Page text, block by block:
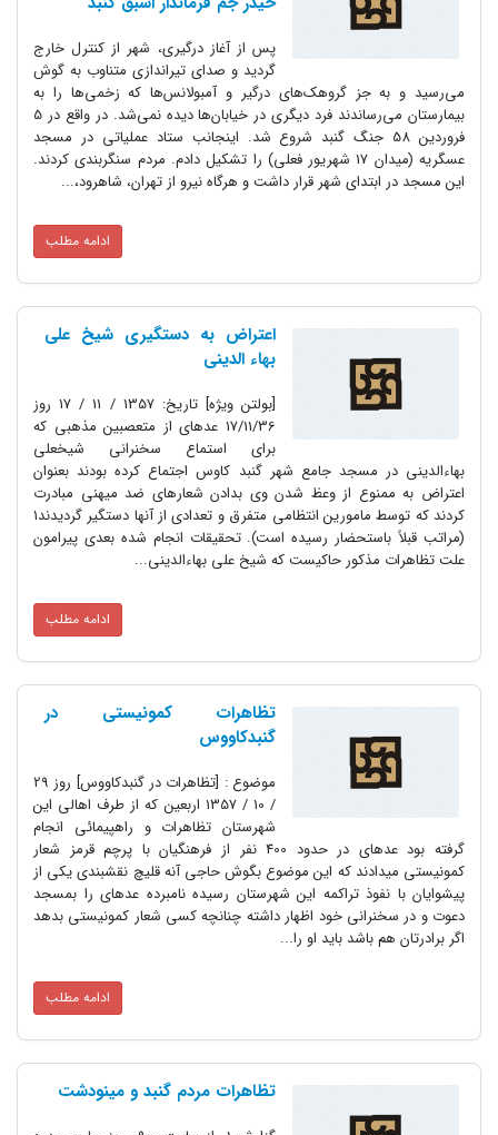
پس از آغاز درگیری، شهر از کنترل خارج
گردید و صدای تیراندازی متناوب به گوش
می‌رسید و به جز گروهک‌های درگیر و آمبولانس‌ها که زخمی‌ها را به
بیمارستان می‌رساندند فرد دیگری در خیابان‌ها دیده نمی‌شد. در واقع در 5
فروردین 58 جنگ گنبد شروع شد. اینجانب ستاد عملیاتی در مسجد
عسگریه (میدان 17 شهریور فعلی) را تشکیل دادم. مردم سنگربندی کردند.
این مسجد در ابتدای شهر قرار داشت و هرگاه نیرو از تهران، شاهرود،...
ادامه مطلب
اعتراض به دستگیری شیخ علی
بهاء الدینی
[بولتن ویژه] تاریخ: 1357 / 11 / 17 روز
17/11/36 عده‏اى از متعصبین مذهبى که
براى استماع سخنرانى شیخ‏على
بهاءالدینى در مسجد جامع شهر گنبد کاوس اجتماع کرده بودند بعنوان
اعتراض به ممنوع از وعظ شدن وى بدادن شعارهاى ضد میهنى مبادرت
کردند که توسط مامورین انتظامى متفرق و تعدادى از آنها دستگیر گردیدند1
(مراتب قبلاً باستحضار رسیده است). تحقیقات انجام شده بعدى پیرامون
علت تظاهرات مذکور حاکیست که شیخ على بهاءالدینى...
ادامه مطلب
تظاهرات کمونیستی در
گنبدکاووس
موضوع : [تظاهرات در گنبدکاووس] روز 29
/ 10 / 1357 اربعین که از طرف اهالى این
شهرستان تظاهرات و راهپیمائى انجام
گرفته بود عده‏اى در حدود 400 نفر از فرهنگیان با پرچم قرمز شعار
کمونیستى میدادند که این موضوع بگوش حاجى آنه قلیچ نقشبندى یکى از
پیشوایان با نفوذ تراکمه این شهرستان رسیده نامبرده عده‏اى را بمسجد
دعوت و در سخنرانى خود اظهار داشته چنانچه کسى شعار کمونیستى بدهد
اگر برادرتان هم باشد باید او را...
ادامه مطلب
تظاهرات مردم گنبد و مینودشت